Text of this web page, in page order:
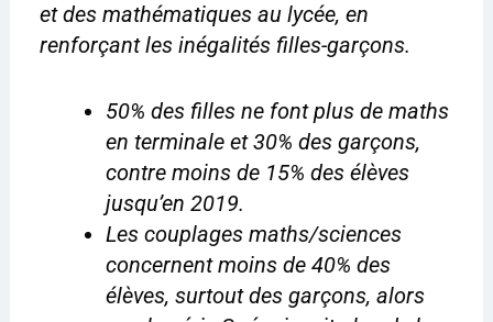
et des mathématiques au lycée, en
renforçant les inégalités filles-garçons.
50% des filles ne font plus de maths
en terminale et 30% des garçons,
contre moins de 15% des élèves
jusqu’en 2019.
Les couplages maths/sciences
concernent moins de 40% des
élèves, surtout des garçons, alors